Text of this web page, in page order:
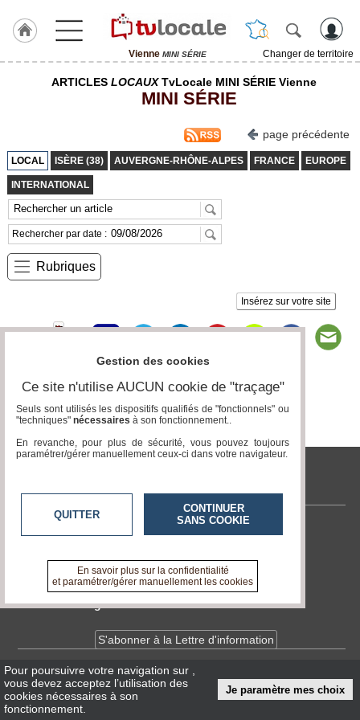
Vienne MINI SÉRIE
Changer de territoire
TvLocale
France
Accueil
RUBRIQUES
Gazette
Médias
du
groupe
Blogs
Prémium
ARTICLES LOCAUXTvLocale MINI SÉRIE Vienne
MINI SÉRIE
page précédente
LOCAL ISÈRE (38) AUVERGNE-RHÔNE-ALPES FRANCE EUROPE
INTERNATIONAL
Rechercher par date :
Rubriques
Insérez sur votre site
Page 0 / 0
tvlocale.fr
Contactez-nous
A propos de tvlocale.fr
Devenir délégué
S'abonner à la Lettre d'information
InfosCNIL/RGPD
Conditions Générales d'Utilisation
Pour poursuivre votre navigation sur
vous devez acceptez l’utilisation des
cookies nécessaires à son
fonctionnement.
Je paramètre mes choix
Gestion des cookies
Ce site n'utilise AUCUN cookie de "traçage"
Seuls sont utilisés les dispositifs qualifiés de "fonctionnels" ou
"techniques" nécessaires à son fonctionnement..
En revanche, pour plus de sécurité, vous pouvez toujours
paramétrer/gérer manuellement ceux-ci dans votre navigateur.
QUITTER
CONTINUER
SANS COOKIE
En savoir plus sur la confidentialité
et paramétrer/gérer manuellement les cookies